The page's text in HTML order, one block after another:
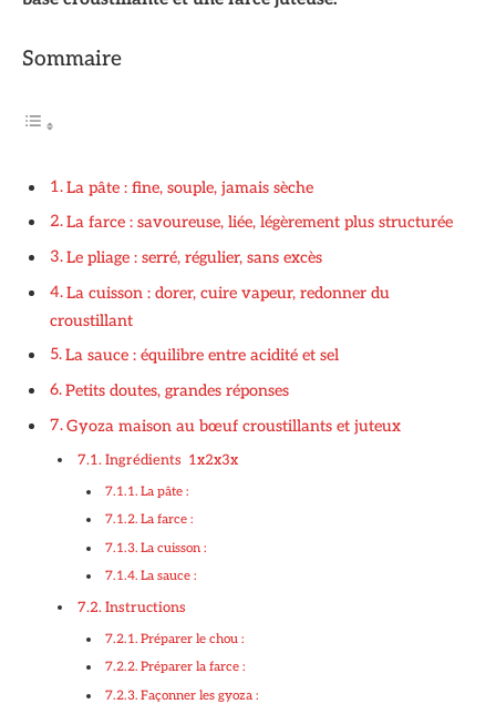
Sommaire
La pâte : fine, souple, jamais sèche
La farce : savoureuse, liée, légèrement plus structurée
Le pliage : serré, régulier, sans excès
La cuisson : dorer, cuire vapeur, redonner du
croustillant
La sauce : équilibre entre acidité et sel
Petits doutes, grandes réponses
Gyoza maison au bœuf croustillants et juteux
Ingrédients 1x2x3x
La pâte :
La farce :
La cuisson :
La sauce :
Instructions
Préparer le chou :
Préparer la farce :
Façonner les gyoza :